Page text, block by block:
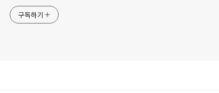
구독하기